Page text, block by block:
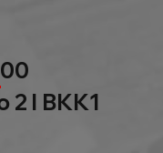
2 l BKK1